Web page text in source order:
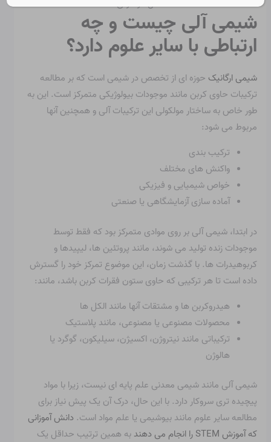
شیمی آلی چیست و چه
ارتباطی با سایر علوم دارد؟
شیمی ارگانیک حوزه ای از تخصص در شیمی است که بر مطالعه
ترکیبات حاوی کربن مانند موجودات بیولوژیکی متمرکز است. این به
طور خاص به ساختار مولکولی این ترکیبات آلی و همچنین آنها
مربوط می شود:
ترکیب بندی
واکنش های مختلف
خواص شیمیایی و فیزیکی
آماده سازی آزمایشگاهی یا صنعتی
در ابتدا، شیمی آلی بر روی موادی متمرکز بود که فقط توسط
موجودات زنده تولید می شوند، مانند پروتئین ها، لیپیدها و
کربوهیدرات ها. با گذشت زمان، این موضوع تمرکز خود را گسترش
داده است تا هر ترکیبی که حاوی ستون فقرات کربن باشد، مانند:
هیدروکربن ها و مشتقات آنها مانند الکل ها
محصولات مصنوعی یا مصنوعی، مانند پلاستیک
ترکیباتی مانند نیتروژن، اکسیژن، سیلیکون، گوگرد یا
هالوژن
شیمی آلی مانند شیمی معدنی علم پایه ای نیست، زیرا با مواد
پیچیده تری سروکار دارد. با این حال، درک آن یک پیش نیاز برای
مطالعه سایر علوم مانند بیوشیمی یا علم مواد است. دانش آموزانی
که آموزش STEM را انجام می دهند
به همین ترتیب حداقل یک